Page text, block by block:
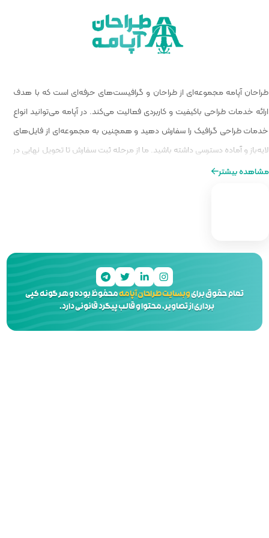
گرافیست‌های حرفه‌ای است که با هدف
می‌کند. در آپامه می‌توانید انواع
همچنین به مجموعه‌ای از فایل‌های
مرحله ثبت سفارش تا تحویل نهایی در
از طراحی را برایتان فراهم کنیم.
محفوظ بوده و هر گونه کپی
و قالب پیگرد قانونی دارد.